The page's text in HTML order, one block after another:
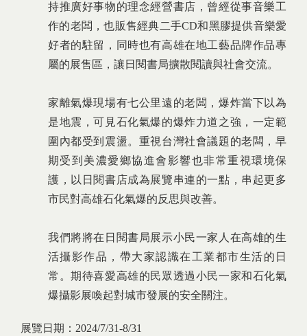
持推廣好事物的理念經營書店，曾經從事音樂工
作的老闆，也販售經典二手CD和黑膠提供音樂愛
好者的駐留，同時也有高雄在地工藝品牌作品專
屬的展售區，讓日閱書局擴散閱讀與社會交流。
家離氣爆現場有七公里遠的老闆，爆炸當下以為
是地震，可見石化氣爆的爆炸力道之強，一定範
圍內都受到震盪。重視台灣社會議題的老闆，早
期受到美濃愛鄉協進會影響也非常重視環境保
護，以日閱書店成為展覽串連的一點，串起更多
市民對高雄石化氣爆的反思與改善。
我們將將在日閱書局展示小民一家人在高雄的生
活攝影作品，帶大家認識在工業都市生活的日
常。期待喜愛高雄的民眾透過小民一家和石化氣
爆攝影展喚起對城市發展的安全關注。
展覽日期：2024/7/31-8/31